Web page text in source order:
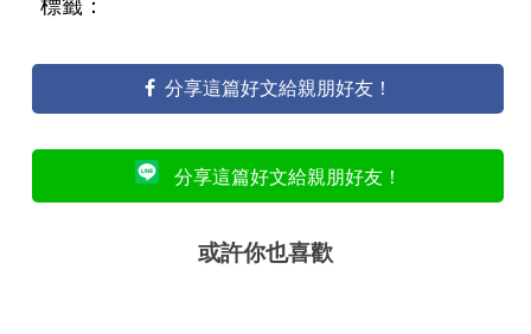
標籤：
分享這篇好文給親朋好友！
分享這篇好文給親朋好友！
或許你也喜歡